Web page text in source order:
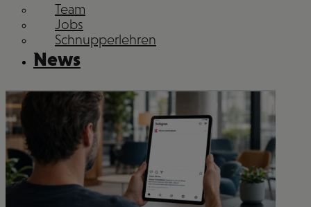
Team
Jobs
Schnupperlehren
News